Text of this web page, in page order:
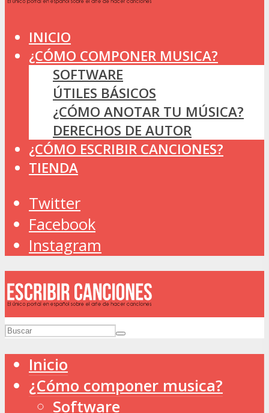
INICIO
¿CÓMO COMPONER MUSICA?
SOFTWARE
ÚTILES BÁSICOS
¿CÓMO ANOTAR TU MÚSICA?
DERECHOS DE AUTOR
¿CÓMO ESCRIBIR CANCIONES?
TIENDA
Twitter
Facebook
Instagram
Inicio
¿Cómo componer musica?
Software